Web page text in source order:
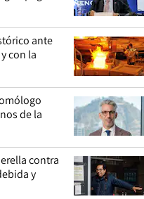
ante
con la
de la
contra
y